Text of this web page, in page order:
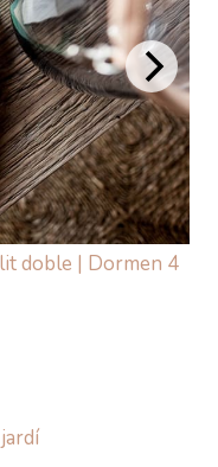
doble | Dormen 4